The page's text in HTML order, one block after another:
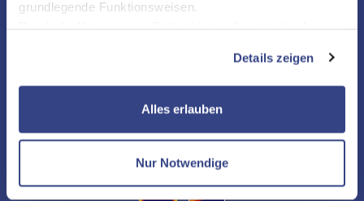
grundlegende Funktionsweisen.
zusätzliche Dienste bzw. Technologien von Drittanbietern
nutzen und uns sowie Dritten weitere Personalisierungen
ermöglichen, dabei kommt es auch zu Übermittlungen
Datenschutzseite
Mit Klick auf "Alles erlauben" stimmen Sie der
Details zeigen
Alles erlauben
Nur Notwendige
NEWSLETTER
KONTAKT & SERVICE